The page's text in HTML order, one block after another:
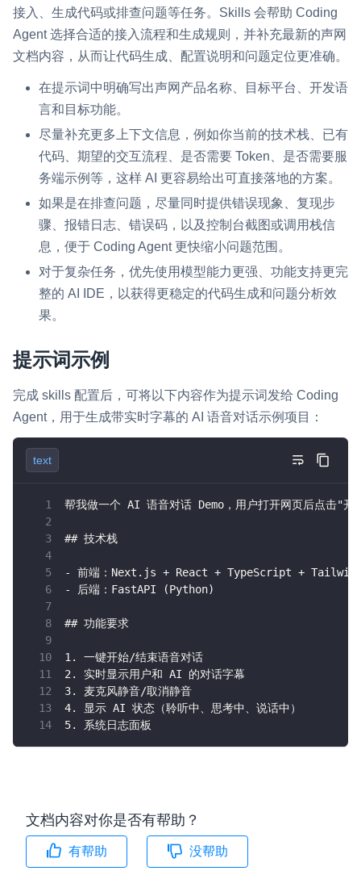
云市场
一站式实时互动模块的选型、购买、账号打通
SDK 拓展插件
拓展 SDK 能力，打造更具个性化的音视频互动效果
媒体服务
使用录制、推流、拉流等服务丰富互动体验
输入在线媒体流
云端转码 RTMP 网关
RTC 服务端 SDK
与 RTC 客户端 SDK 互通，实现收发流
水晶球
控制台
开通和管理声网各项产品服务的统一入口
低代码应用平台
灵动会议 NEW
低代码集成、灵活定制、超低延时的音视频会议
接入、生成代码或排查问题等任务。Skills 会帮助 Coding
Agent 选择合适的接入流程和生成规则，并补充最新的声网
文档内容，从而让代码生成、配置说明和问题定位更准确。
在提示词中明确写出声网产品名称、目标平台、开发语
言和目标功能。
尽量补充更多上下文信息，例如你当前的技术栈、已有
代码、期望的交互流程、是否需要 Token、是否需要服
务端示例等，这样 AI 更容易给出可直接落地的方案。
如果是在排查问题，尽量同时提供错误现象、复现步
骤、报错日志、错误码，以及控制台截图或调用栈信
息，便于 Coding Agent 更快缩小问题范围。
对于复杂任务，优先使用模型能力更强、功能支持更完
整的 AI IDE，以获得更稳定的代码生成和问题分析效
果。
提示词示例
完成 skills 配置后，可将以下内容作为提示词发给 Coding
Agent，用于生成带实时字幕的 AI 语音对话示例项目：
text
帮我做一个 AI 语音对话 Demo，用户打开网页后点击"
## 技术栈
- 前端：Next.js + React + TypeScript + Tailwind
- 后端：FastAPI (Python)
## 功能要求
1. 一键开始/结束语音对话
2. 实时显示用户和 AI 的对话字幕
3. 麦克风静音/取消静音
4. 显示 AI 状态（聆听中、思考中、说话中）
5. 系统日志面板
文档内容对你是否有帮助？
有帮助 没帮助